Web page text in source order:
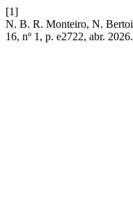
[1]
N. B. R. Monteiro, N.
16, nº 1, p. e2722, abr. 2026.